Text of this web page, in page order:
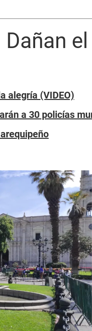
alegría (VIDEO)
a 30 policías